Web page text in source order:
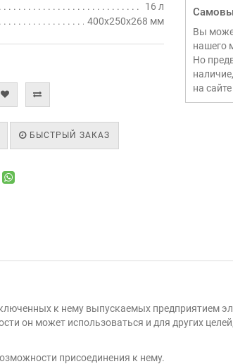
16 л
400х250х268 мм
БЫСТРЫЙ ЗАКАЗ
Вы
нашего
Но
на
к нему выпускаемых предприятием
он может использоваться и для других
присоединения к нему.